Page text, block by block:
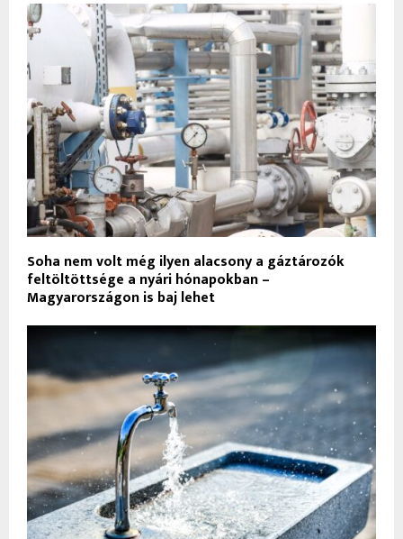
Soha nem volt még ilyen alacsony a gáztározók
feltöltöttsége a nyári hónapokban –
Magyarországon is baj lehet